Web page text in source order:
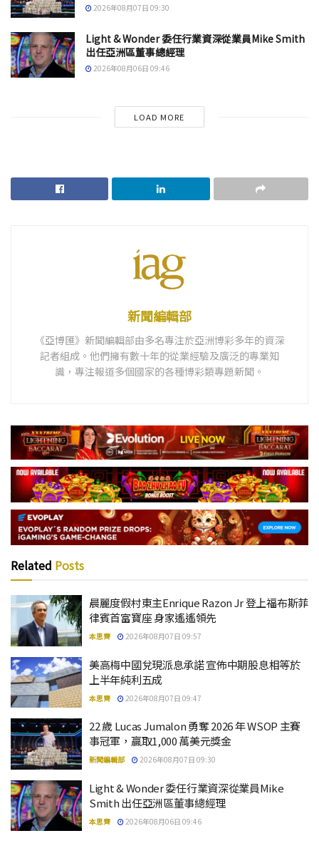
2026年08月07日 09:30
Light & Wonder 委任行業資深從業員Mike Smith
出任亞洲區董事總經理
2026年08月06日 09:46
LOAD MORE
新聞編輯部
《亞博匯》新聞編輯部由多名專注於亞洲博彩多年的資深
記者組成。他們擁有數十年的從業經驗及廣泛的專業知
識，專注報道多個國家的各種博彩類專題新聞。
Related Posts
晨麗度假村東主Enrique Razon Jr 登上福布斯菲
律賓首富寶座 身家遙遙領先
本思齊 2026年08月07日 09:57
美高梅中國兌現派息承諾 宣佈中期股息相等於
上半年純利五成
本思齊 2026年08月07日 09:47
22 歲 Lucas Jumalon 勇奪 2026 年 WSOP 主賽
事冠軍，贏取1,000 萬美元獎金
新聞編輯部 2026年08月07日 09:30
Light & Wonder 委任行業資深從業員Mike
Smith 出任亞洲區董事總經理
本思齊 2026年08月06日 09:46